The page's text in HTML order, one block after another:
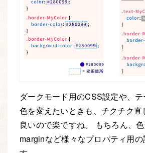
ダークモード用のCSS設定や、
色を変えたいときも、チクチク直
良いので楽ですね。 もちろん、色
marginなど様々なプロパティ用の